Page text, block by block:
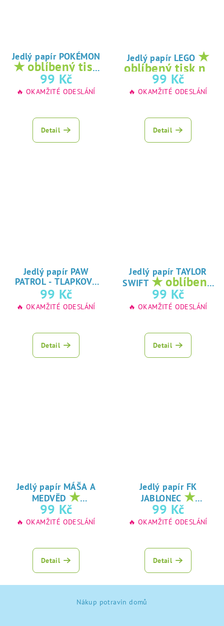
Jedlý papír POKÉMON
★ oblíbený tisk
na jedlý papír
99 Kč
🔥 OKAMŽITÉ ODESLÁNÍ
Detail
Jedlý papír LEGO ★
oblíbený tisk na
jedlý papír
99 Kč
🔥 OKAMŽITÉ ODESLÁNÍ
Detail
Jedlý papír PAW
PATROL - TLAPKOVÁ
PATROLA★
oblíbený tisk na
jedlý papír
99 Kč
🔥 OKAMŽITÉ ODESLÁNÍ
Detail
Jedlý papír TAYLOR
SWIFT ★ oblíbený
tisk na jedlý
papír
99 Kč
🔥 OKAMŽITÉ ODESLÁNÍ
Detail
Jedlý papír MÁŠA A
MEDVĚD ★
oblíbený tisk na
jedlý papír
99 Kč
🔥 OKAMŽITÉ ODESLÁNÍ
Detail
Jedlý papír FK
JABLONEC ★
oblíbený tisk na
jedlý papír
99 Kč
🔥 OKAMŽITÉ ODESLÁNÍ
Detail
Nákup potravin domů